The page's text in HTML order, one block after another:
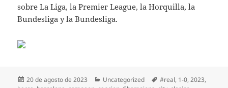
sobre La Liga, la Premier League, la Horquilla, la
Bundesliga y la Bundesliga.
Publicado
20 de agosto de 2023 Categorías
Uncategorized Etiquetas
#real, 1-0,2023,